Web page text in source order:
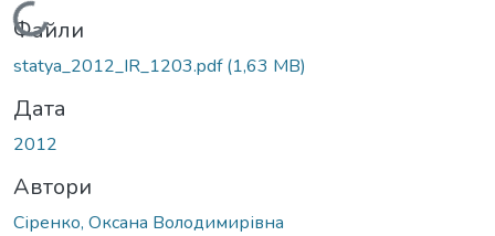
Вантажиться...
Файли
statya_2012_IR_1203.pdf(1,63 MB)
Дата
2012
Автори
Сіренко, Оксана Володимирівна